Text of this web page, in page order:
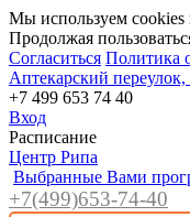
Мы используем cookies
Продолжая
Согласиться Политика
Аптекарский переулок,
+7 499 653 74 40
Вход
Расписание
Центр Рипа
Выбранные Вами
+7(499)653-74-40